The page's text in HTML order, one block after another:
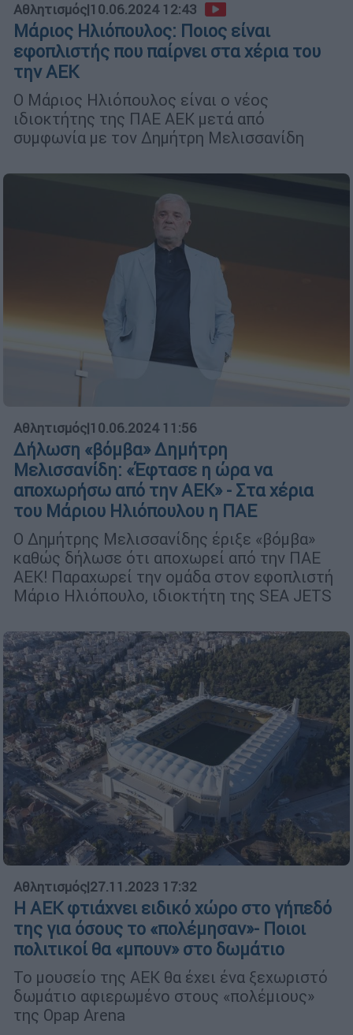
Αθλητισμός|10.06.2024 12:43
Μάριος Ηλιόπουλος: Ποιος είναι
εφοπλιστής που παίρνει στα χέρια του
την ΑΕΚ
O Mάριος Ηλιόπουλος είναι ο νέος
ιδιοκτήτης της ΠΑΕ ΑΕΚ μετά από
συμφωνία με τον Δημήτρη Μελισσανίδη
Αθλητισμός|10.06.2024 11:56
Δήλωση «βόμβα» Δημήτρη
Μελισσανίδη: «Έφτασε η ώρα να
αποχωρήσω από την ΑΕΚ» - Στα χέρια
του Μάριου Ηλιόπουλου η ΠΑΕ
Ο Δημήτρης Μελισσανίδης έριξε «βόμβα»
καθώς δήλωσε ότι αποχωρεί από την ΠΑΕ
ΑΕΚ! Παραχωρεί την ομάδα στον εφοπλιστή
Μάριο Ηλιόπουλο, ιδιοκτήτη της SEA JETS
Αθλητισμός|27.11.2023 17:32
Η ΑΕΚ φτιάχνει ειδικό χώρο στο γήπεδό
της για όσους το «πολέμησαν»- Ποιοι
πολιτικοί θα «μπουν» στο δωμάτιο
Το μουσείο της ΑΕΚ θα έχει ένα ξεχωριστό
δωμάτιο αφιερωμένο στους «πολέμιους»
της Opap Arena